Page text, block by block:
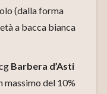
(dalla forma
a bacca bianca
Barbera d’Asti
massimo del 10%